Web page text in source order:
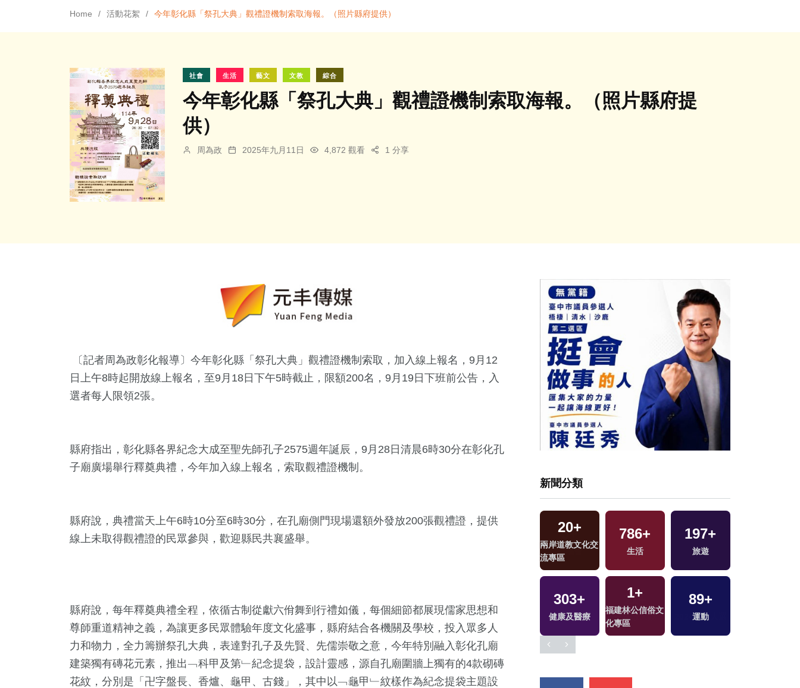
Home 活動花絮 今年彰化縣「祭孔大典」觀禮證機制索取海報。（照片縣府提供）
社會 生活 藝文 文教 綜合
今年彰化縣「祭孔大典」觀禮證機制索取海報。（照片縣府提
供）
周為政 2025年九月11日 4,872 觀看 1 分享
〔記者周為政彰化報導〕今年彰化縣「祭孔大典」觀禮證機制索取，加入線上報名，9月12
日上午8時起開放線上報名，至9月18日下午5時截止，限額200名，9月19日下班前公告，入
選者每人限領2張。
縣府指出，彰化縣各界紀念大成至聖先師孔子2575週年誕辰，9月28日清晨6時30分在彰化孔
子廟廣場舉行釋奠典禮，今年加入線上報名，索取觀禮證機制。
縣府說，典禮當天上午6時10分至6時30分，在孔廟側門現場還額外發放200張觀禮證，提供
線上未取得觀禮證的民眾參與，歡迎縣民共襄盛舉。
縣府說，每年釋奠典禮全程，依循古制從獻六佾舞到行禮如儀，每個細節都展現儒家思想和
尊師重道精神之義，為讓更多民眾體驗年度文化盛事，縣府結合各機關及學校，投入眾多人
力和物力，全力籌辦祭孔大典，表達對孔子及先賢、先儒崇敬之意，今年特別融入彰化孔廟
建築獨有磚花元素，推出﹁科甲及第﹂紀念提袋，設計靈感，源自孔廟圍牆上獨有的4款砌磚
花紋，分別是「卍字盤長、香爐、龜甲、古錢」，其中以﹁龜甲﹂紋樣作為紀念提袋主題設
新聞分類
+ 528+
藝文 影視
4+ 6+
熱門 司法放大鏡 2024總統大選
20+
兩岸道教文化交
流專區
786+
生活
197+
旅遊
303+
健康及醫療
1+
福建林公信俗文
化專區
89+
運動